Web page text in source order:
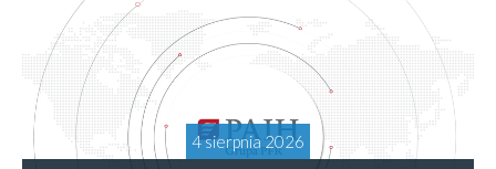
4 sierpnia 2026